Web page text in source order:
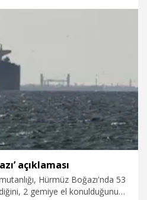
açıklaması
Hürmüz Boğazı'nda 53
2 gemiye el konulduğunu